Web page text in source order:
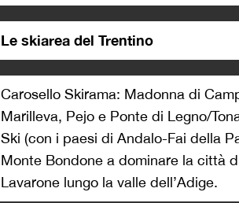
Le skiarea del Trentino
Carosello Skirama: Madonna di
Marilleva, Pejo e Ponte di Legno/
Ski (con i paesi di Andalo-Fai della
Monte Bondone a dominare la città
Lavarone lungo la valle dell’Adige.